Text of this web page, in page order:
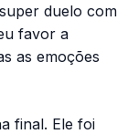
duelo com
favor a
as emoções
final. Ele foi